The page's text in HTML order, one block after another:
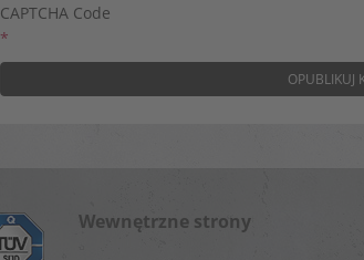
CAPTCHA Code
*
Wewnętrzne strony